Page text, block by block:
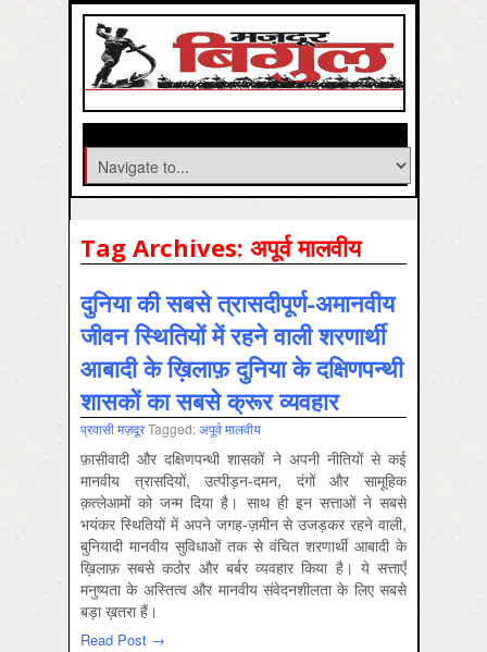
Tag Archives: अपूर्व मालवीय
दुनिया की सबसे त्रासदीपूर्ण-अमानवीय
जीवन स्थितियों में रहने वाली शरणार्थी
आबादी के ख़िलाफ़ दुनिया के दक्षिणपन्थी
शासकों का सबसे क्रूर व्यवहार
प्रवासी मज़दूरTagged:अपूर्व मालवीय
फ़ासीवादी और दक्षिणपन्थी शासकों ने अपनी नीतियों से कई
मानवीय त्रासदियों, उत्पीड़न-दमन, दंगों और सामूहिक
क़त्लेआमों को जन्म दिया है। साथ ही इन सत्ताओं ने सबसे
भयंकर स्थितियों में अपने जगह-ज़मीन से उजड़कर रहने वाली,
बुनियादी मानवीय सुविधाओं तक से वंचित शरणार्थी आबादी के
ख़िलाफ़ सबसे कठोर और बर्बर व्यवहार किया है। ये सत्ताएँ
मनुष्यता के अस्तित्व और मानवीय संवेदनशीलता के लिए सबसे
बड़ा ख़तरा हैं।
Read Post →